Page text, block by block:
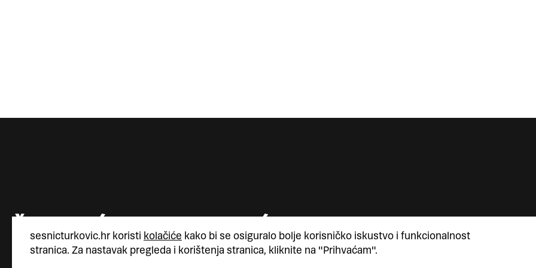
sesnicturkovic.hr koristi kolačiće kako bi se osiguralo bolje korisničko iskustvo i funkcionalnost
stranica. Za nastavak pregleda i korištenja stranica, kliknite na "Prihvaćam".